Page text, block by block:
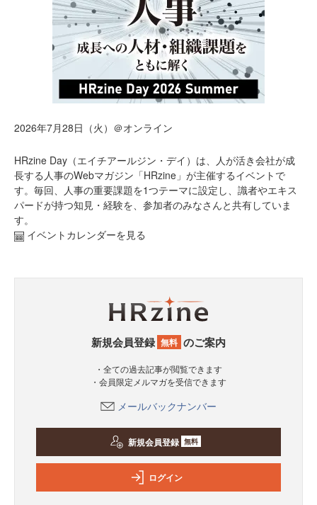
2026年7月28日（火）＠オンライン
HRzine Day（エイチアールジン・デイ）は、人が活き会社が成
長する人事のWebマガジン「HRzine」が主催するイベントで
す。毎回、人事の重要課題を1つテーマに設定し、識者やエキス
パードが持つ知見・経験を、参加者のみなさんと共有していま
す。
イベントカレンダーを見る
新規会員登録 無料 のご案内
・全ての過去記事が閲覧できます
・会員限定メルマガを受信できます
メールバックナンバー
新規会員登録 無料
ログイン